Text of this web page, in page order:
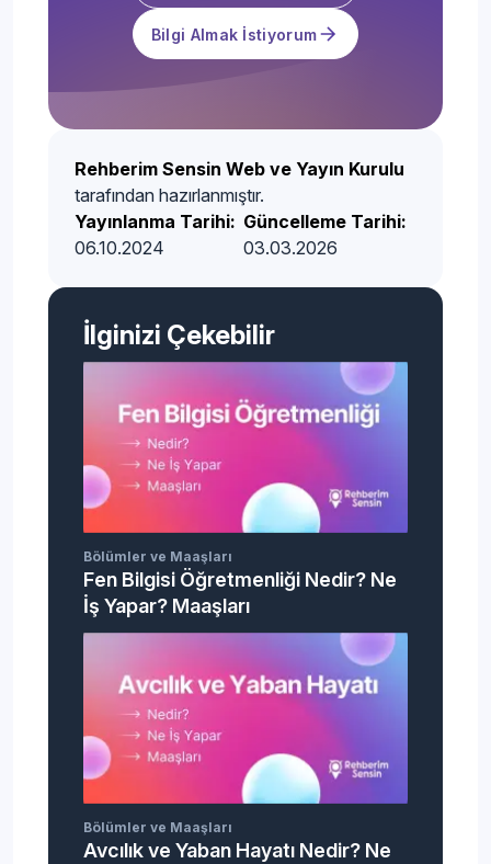
Bilgi Almak İstiyorum
Rehberim Sensin Web ve Yayın Kurulu
tarafından hazırlanmıştır.
Yayınlanma Tarihi:
06.10.2024
Güncelleme Tarihi:
03.03.2026
İlginizi Çekebilir
Bölümler ve Maaşları
Fen Bilgisi Öğretmenliği Nedir? Ne
İş Yapar? Maaşları
Bölümler ve Maaşları
Avcılık ve Yaban Hayatı Nedir? Ne